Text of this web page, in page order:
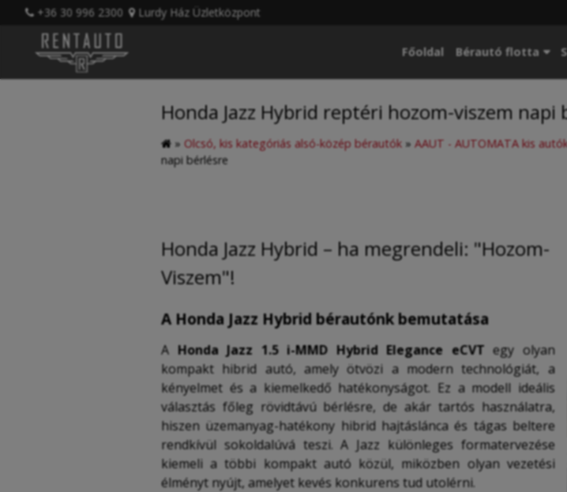
+36 30 996 2300 Lurdy Ház Üzletközpont
Főoldal Bérautó flotta
Honda Jazz Hybrid reptéri hozom-viszem napi
» Olcsó, kis kategóriás alsó-közép bérautók » AAUT - AUTOMATA kis
napi bérlésre
Honda Jazz Hybrid – ha megrendeli: "Hozom-
Viszem"!
A Honda Jazz Hybrid bérautónk bemutatása
A Honda Jazz 1.5 i-MMD Hybrid Elegance eCVTegy olyan
kompakt hibrid autó, amely ötvözi a modern technológiát, a
kényelmet és a kiemelkedő hatékonyságot. Ez a modell ideális
választás főleg rövidtávú bérlésre, de akár tartós használatra,
hiszen üzemanyag-hatékony hibrid hajtáslánca és tágas beltere
rendkívül sokoldalúvá teszi. A Jazz különleges formatervezése
kiemeli a többi kompakt autó közül, miközben olyan vezetési
élményt nyújt, amelyet kevés konkurens tud utolérni.